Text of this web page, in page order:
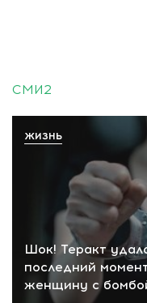
СМИ2
Шок! Теракт
последний
женщину с
ЖИЗНЬ